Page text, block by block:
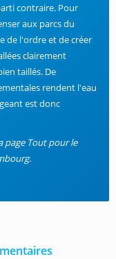
contraire. Pour
aux parcs du
de l'ordre et de créer
clairement
taillés. De
rendent l'eau
est donc
page Tout pour le